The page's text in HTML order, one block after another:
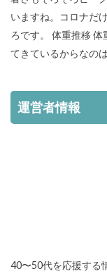
いますね。コロナだ
ろです。 体重推移
てきているからなの
運営者情報
40〜50代を応援する